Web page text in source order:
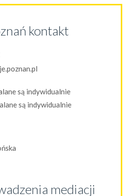
kontakt
są indywidualnie
są indywidualnie
mediacji